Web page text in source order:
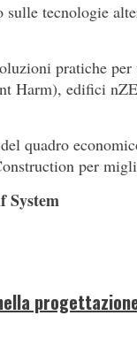
tecnologie
pratiche
Harm), edifici
quadro
per
System